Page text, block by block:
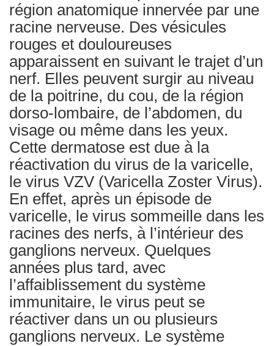
région anatomique innervée par une
racine nerveuse. Des vésicules
rouges et douloureuses
apparaissent en suivant le trajet d’un
nerf. Elles peuvent surgir au niveau
de la poitrine, du cou, de la région
dorso-lombaire, de l’abdomen, du
visage ou même dans les yeux.
Cette dermatose est due à la
réactivation du virus de la varicelle,
le virus VZV (Varicella Zoster Virus).
En effet, après un épisode de
varicelle, le virus sommeille dans les
racines des nerfs, à l’intérieur des
ganglions nerveux. Quelques
années plus tard, avec
l’affaiblissement du système
immunitaire, le virus peut se
réactiver dans un ou plusieurs
ganglions nerveux. Le système